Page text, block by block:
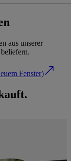
aus unserer
Fenster)